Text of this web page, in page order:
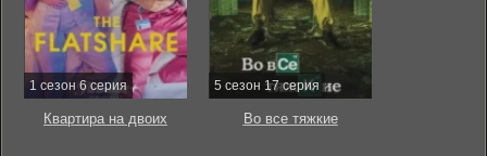
1 сезон 6 серия
Квартира на двоих
5 сезон 17 серия
Во все тяжкие